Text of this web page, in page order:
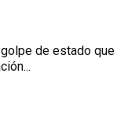
de estado que